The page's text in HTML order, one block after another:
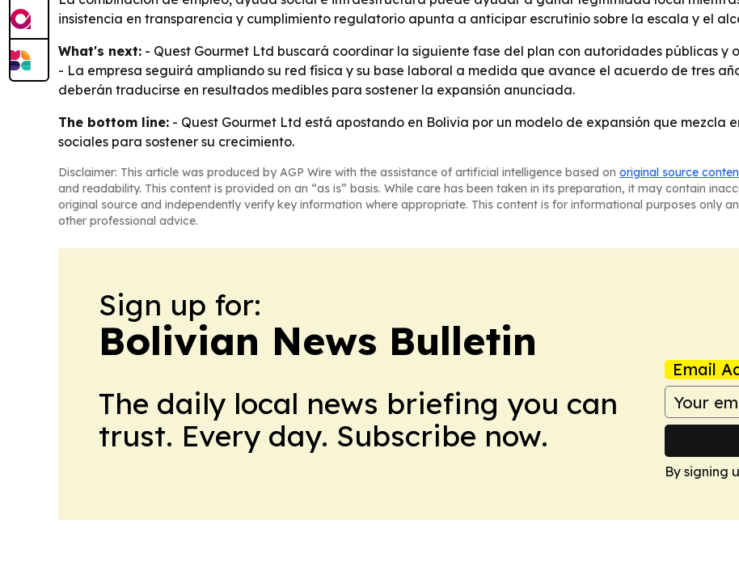
insistencia en transparencia y cumplimiento regulatorio apunta a anticipar escrutinio sobre la escala y el
What's next: - Quest Gourmet Ltd buscará coordinar la siguiente fase del plan con autoridades públicas y
- La empresa seguirá ampliando su red física y su base laboral a medida que avance el acuerdo de tres
deberán traducirse en resultados medibles para sostener la expansión anunciada.
The bottom line: - Quest Gourmet Ltd está apostando en Bolivia por un modelo de expansión que mezcla
sociales para sostener su crecimiento.
Disclaimer: This article was produced by AGP Wire with the assistance of artificial intelligence based on original source
and readability. This content is provided on an “as is” basis. While care has been taken in its preparation, it may contain
original source and independently verify key information where appropriate. This content is for informational purposes only
other professional advice.
Sign up for:
Bolivian News Bulletin
The daily local news briefing you can
trust. Every day. Subscribe now.
Email
By signing